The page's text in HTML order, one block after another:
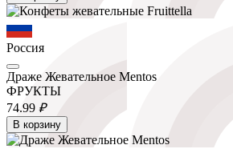
Россия
Драже Жевательное Mentos
ФРУКТЫ
74.99 ₽
В корзину